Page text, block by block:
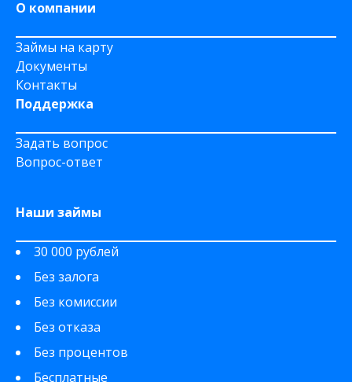
О компании
Займы на карту
Документы
Контакты
Поддержка
Задать вопрос
Вопрос-ответ
Наши займы
30 000 рублей
Без залога
Без комиссии
Без отказа
Без процентов
Бесплатные